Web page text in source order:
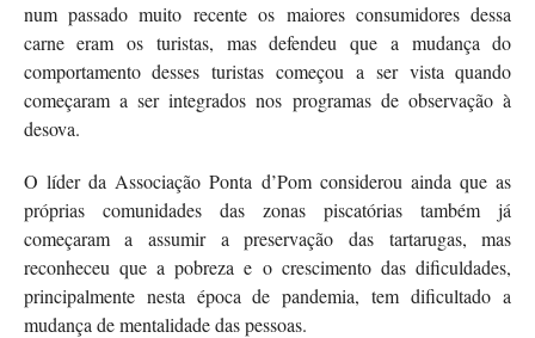
num passado muito recente os maiores consumidores dessa
carne eram os turistas, mas defendeu que a mudança do
comportamento desses turistas começou a ser vista quando
começaram a ser integrados nos programas de observação à
desova.
O líder da Associação Ponta d’Pom considerou ainda que as
próprias comunidades das zonas piscatórias também já
começaram a assumir a preservação das tartarugas, mas
reconheceu que a pobreza e o crescimento das dificuldades,
principalmente nesta época de pandemia, tem dificultado a
mudança de mentalidade das pessoas.